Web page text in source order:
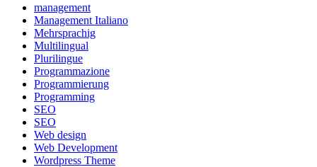
management
Management Italiano
Mehrsprachig
Multilingual
Plurilingue
Programmazione
Programmierung
Programming
SEO
SEO
Web design
Web Development
Wordpress Theme